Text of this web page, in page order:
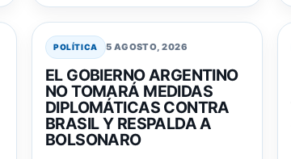
POLÍTICA 5 AGOSTO, 2026
EL GOBIERNO ARGENTINO
NO TOMARÁ MEDIDAS
DIPLOMÁTICAS CONTRA
BRASIL Y RESPALDA A
BOLSONARO